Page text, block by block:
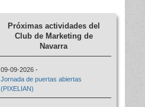
Próximas actividades del
Club de Marketing de
Navarra
09-09-2026 -
Jornada de puertas abiertas
(PIXELIAN)